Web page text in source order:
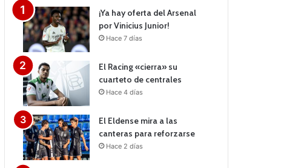
¡Ya hay oferta del Arsenal
por Vinicius Junior!
Hace 7 días
El Racing «cierra» su
cuarteto de centrales
Hace 4 días
El Eldense mira a las
canteras para reforzarse
Hace 2 días